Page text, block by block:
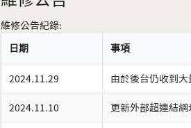
維修公告紀錄:
日期
事項
2024.11.29 由於後台仍收到
2024.11.10 更新外部超連結網